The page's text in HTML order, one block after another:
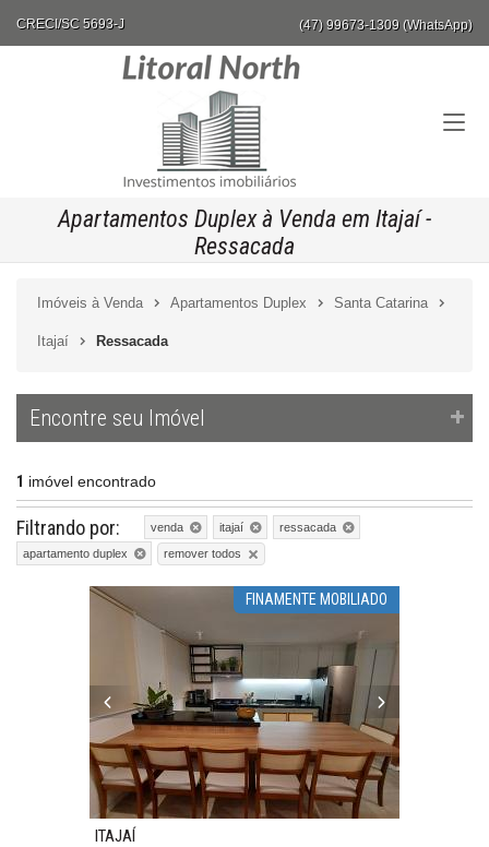
CRECI/SC 5693-J (47) 99673-1309 (WhatsApp)
Apartamentos Duplex à Venda em Itajaí -
Ressacada
Imóveis à Venda Apartamentos Duplex Santa Catarina
Itajaí Ressacada
Encontre seu Imóvel
1 imóvel encontrado
Filtrando por: venda itajaí
ressacada
apartamento duplex
remover todos
FINAMENTE MOBILIADO
ITAJAÍ